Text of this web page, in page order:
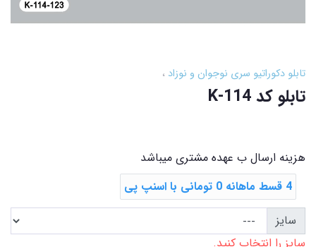
تابلو دکوراتیو سری نوجوان و نوزاد
تابلو کد K-114
هزینه ارسال ب عهده مشتری میباشد
4 قسط ماهانه 0 تومانی با اسنپ ‌پی
سایز
سایز را انتخاب کنید.